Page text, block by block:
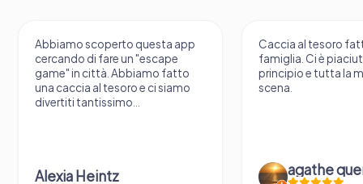
Abbiamo scoperto questa app
cercando di fare un "escape
game" in città. Abbiamo fatto
una caccia al tesoro e ci siamo
divertiti tantissimo...
Alexia Heintz
Caccia al tesoro
famiglia. Ci è
principio e tutta la
scena.
agathe